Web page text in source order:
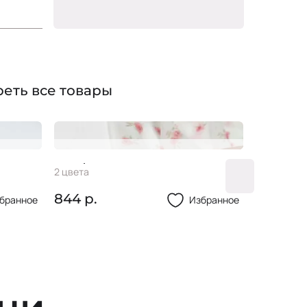
все товары
Шифон INFINITI PRINT
2 цвета
844 р. Избранное